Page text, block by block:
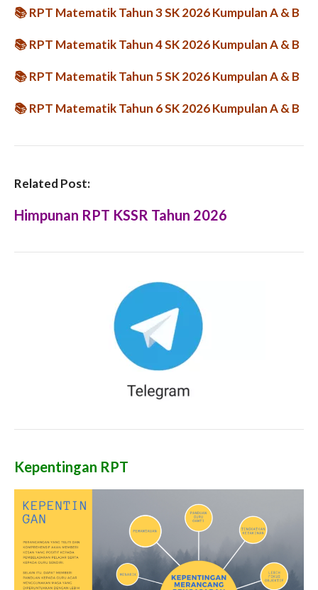
📚RPT Matematik Tahun 3 SK 2026 Kumpulan A & B
📚RPT Matematik Tahun 4 SK 2026 Kumpulan A & B
📚RPT Matematik Tahun 5 SK 2026 Kumpulan A & B
📚RPT Matematik Tahun 6 SK 2026 Kumpulan A & B
Related Post:
Himpunan RPT KSSR Tahun 2026
Kepentingan RPT